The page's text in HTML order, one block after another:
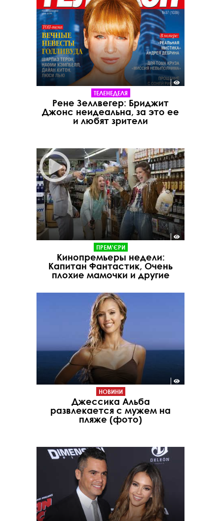
ТЕЛЕНЕДЕЛЯ
Рене Зеллвегер: Бриджит
Джонс неидеальна, за это ее
и любят зрители
ПРЕМ'ЄРИ
Кинопремьеры недели:
Капитан Фантастик, Очень
плохие мамочки и другие
НОВИНИ
Джессика Альба
развлекается с мужем на
пляже (фото)